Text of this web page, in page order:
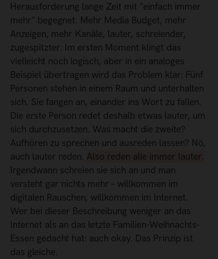
Herausforderung lange Zeit mit "einfach immer
mehr" begegnet. Mehr Media Budget, mehr
Anzeigen, mehr Kanäle, lauter, schreiender,
zugespitzter. Im ersten Moment klingt das
vielleicht noch logisch, aber in ein analoges
Beispiel übertragen wird das Problem klar: Fünf
Personen stehen in einem Raum und unterhalten
sich. Sie fangen an, einander ins Wort zu fallen.
Die erste Person redet deshalb etwas lauter, um
sich durchzusetzen. Was macht die zweite?
Aufhören zu sprechen und ausreden lassen? Nö,
auch lauter reden. Also reden alle immer lauter.
Irgendwann schreien sie sich an und man
versteht gar nichts mehr – willkommen im
digitalen Rauschen, willkommen im Internet.
Wer bei dieser Beschreibung weniger an das
Internet als an das letzte Familien-Weihnachts-
Essen gedacht hat: auch okay. Das Prinzip ist
das gleiche.